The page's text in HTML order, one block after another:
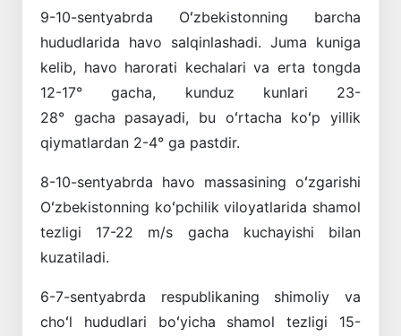
9-10-sentyabrda Oʻzbekistonning barcha
hududlarida havo salqinlashadi. Juma kuniga
kelib, havo harorati kechalari va erta tongda
12-17° gacha, kunduz kunlari 23-
28° gacha pasayadi, bu oʻrtacha koʻp yillik
qiymatlardan 2-4° ga pastdir.
8-10-sentyabrda havo massasining oʻzgarishi
Oʻzbekistonning koʻpchilik viloyatlarida shamol
tezligi 17-22 m/s gacha kuchayishi bilan
kuzatiladi.
6-7-sentyabrda respublikaning shimoliy va
choʻl hududlari boʻyicha shamol tezligi 15-